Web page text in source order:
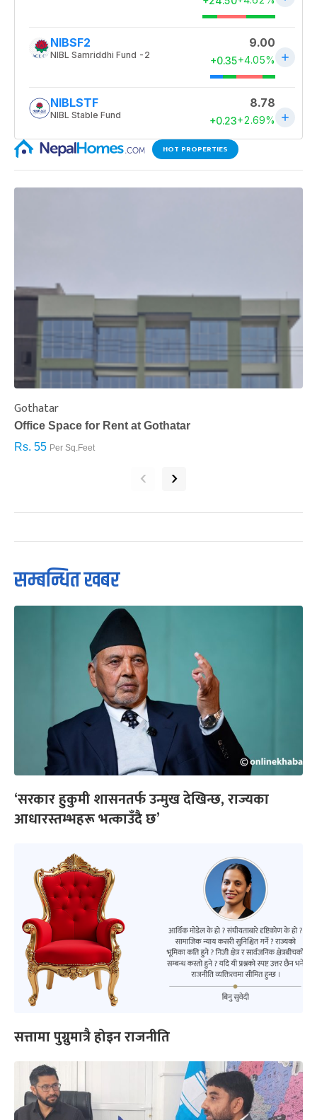
HOT PROPERTIES
Gothatar
Office Space for Rent at Gothatar
Rs. 55 Per Sq.Feet
‹ ›
सम्बन्धित खबर
‘सरकार हुकुमी शासनतर्फ उन्मुख देखिन्छ, राज्यका
आधारस्तम्भहरू भत्काउँदै छ’
सत्तामा पुग्नुमात्रै होइन राजनीति